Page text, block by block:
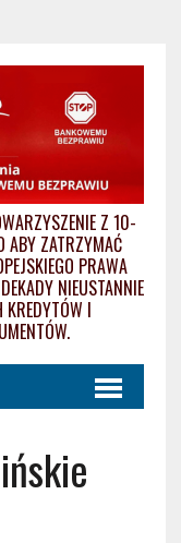
Z 10-
ABY ZATRZYMAĆ
PRAWA
NIEUSTANNIE
KREDYTÓW I